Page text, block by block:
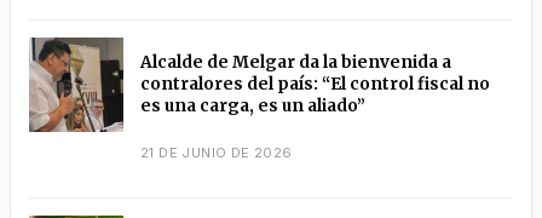
Alcalde de Melgar da la bienvenida a
contralores del país: “El control fiscal no
es una carga, es un aliado”
21 DE JUNIO DE 2026